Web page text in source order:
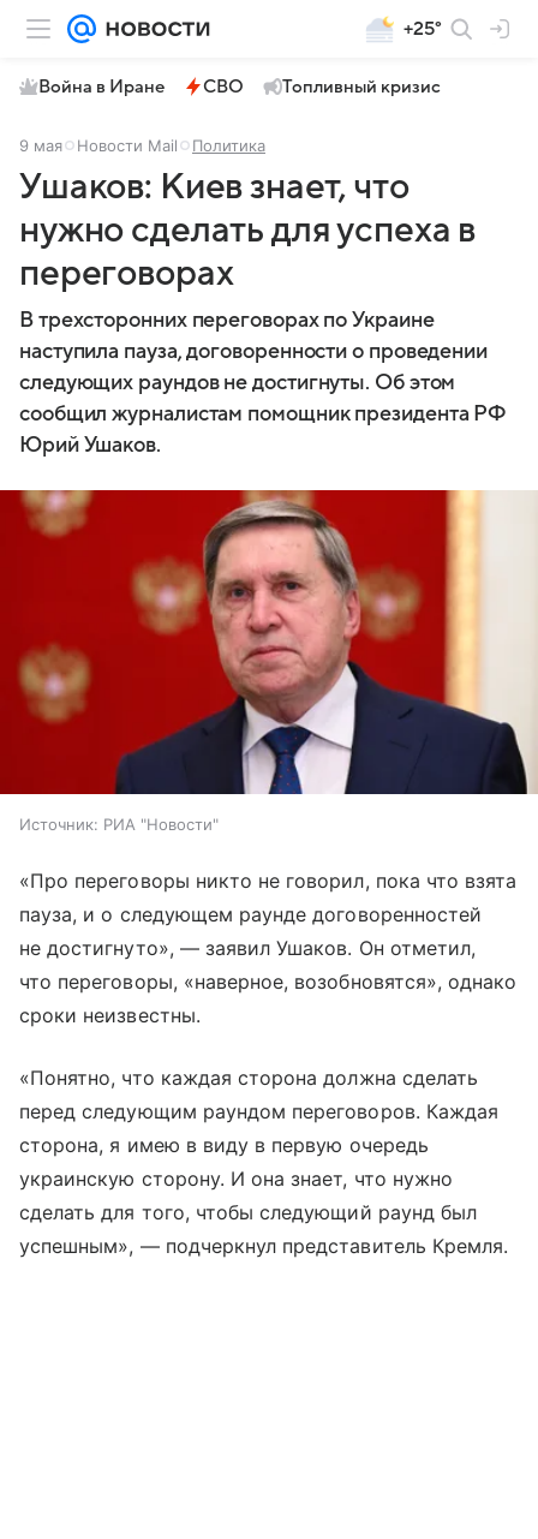
+25°
Война в Иране СВО Топливный кризис
9 мая Новости Mail Политика
Ушаков: Киев знает, что
нужно сделать для успеха в
переговорах
В трехсторонних переговорах по Украине
наступила пауза, договоренности о проведении
следующих раундов не достигнуты. Об этом
сообщил журналистам помощник президента РФ
Юрий Ушаков.
Источник: РИА "Новости"
«Про переговоры никто не говорил, пока что взята
пауза, и о следующем раунде договоренностей
не достигнуто», — заявил Ушаков. Он отметил,
что переговоры, «наверное, возобновятся», однако
сроки неизвестны.
«Понятно, что каждая сторона должна сделать
перед следующим раундом переговоров. Каждая
сторона, я имею в виду в первую очередь
украинскую сторону. И она знает, что нужно
сделать для того, чтобы следующий раунд был
успешным», — подчеркнул представитель Кремля.